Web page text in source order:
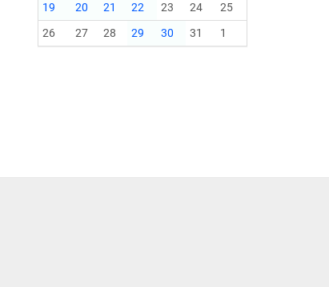
19
20 21 22 23 24
25
26
27 28 29 30 31 1